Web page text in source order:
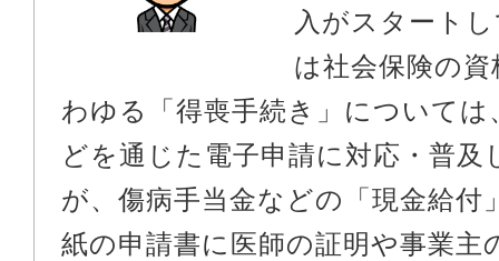
入がスタート
は社会保険の
わゆる「得喪手続き」については
どを通じた電子申請に対応・普及
が、傷病手当金などの「現金給付
紙の申請書に医師の証明や事業主